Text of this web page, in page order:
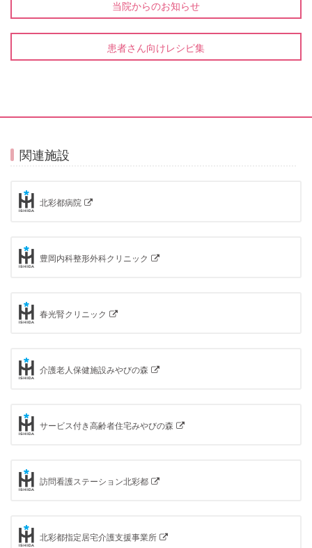
当院からのお知らせ
患者さん向けレシピ集
関連施設
北彩都病院
豊岡内科整形外科クリニック
春光腎クリニック
介護老人保健施設みやびの森
サービス付き高齢者住宅みやびの森
訪問看護ステーション北彩都
北彩都指定居宅介護支援事業所